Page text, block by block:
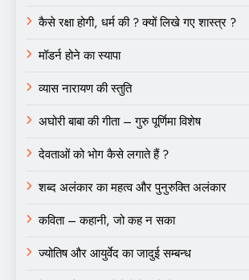
कैसे रक्षा होगी, धर्म की ? क्यों लिखे गए शास्त्र ?
मॉडर्न होने का स्यापा
व्यास नारायण की स्तुति
अघोरी बाबा की गीता – गुरु पूर्णिमा विशेष
देवताओं को भोग कैसे लगाते हैं ?
शब्द अलंकार का महत्व और पुनुरुक्ति अलंकार
कविता – कहानी, जो कह न सका
ज्योतिष और आयुर्वेद का जादुई सम्बन्ध